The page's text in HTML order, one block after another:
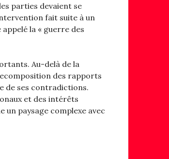
parties devaient se
fait suite à un
la « guerre des
Au-delà de la
des rapports
de ses contradictions.
et des intérêts
paysage complexe avec